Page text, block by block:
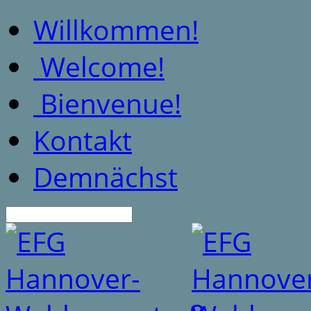
Willkommen!
Welcome!
Bienvenue!
Kontakt
Demnächst